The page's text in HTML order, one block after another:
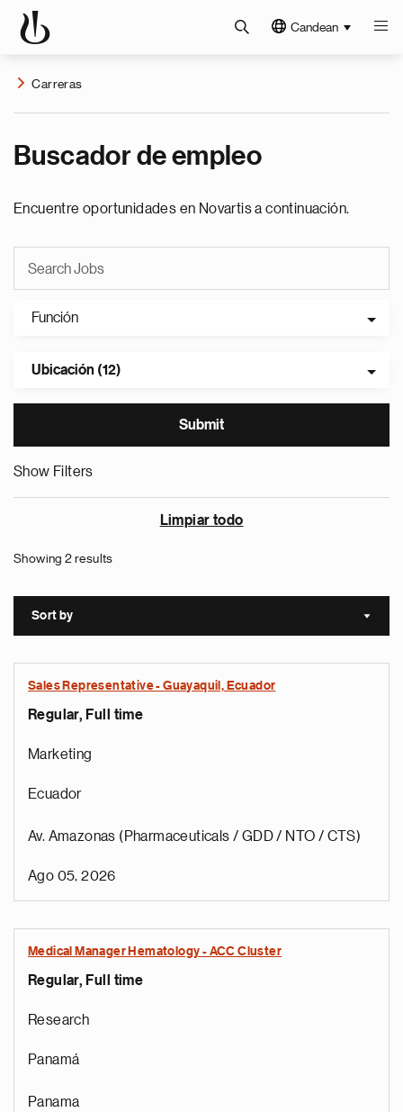
Candean
Carreras
Buscador de empleo
Encuentre oportunidades en Novartis a continuación.
Función
Ubicación (12)
Show Filters
Limpiar todo
Showing 2 results
Sort by Sort
Sales Representative - Guayaquil, Ecuador
Regular, Full time
Marketing
Ecuador
Av. Amazonas (Pharmaceuticals / GDD / NTO / CTS)
Ago 05, 2026
Medical Manager Hematology - ACC Cluster
Regular, Full time
Research
Panamá
Panama